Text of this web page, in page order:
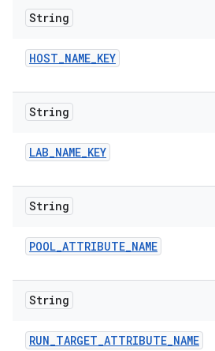
String
HOST_NAME_KEY
String
LAB_NAME_KEY
String
POOL_ATTRIBUTE_NAME
String
RUN_TARGET_ATTRIBUTE_NAME